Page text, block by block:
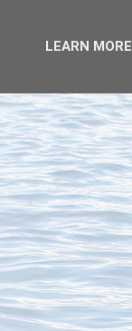
LEARN MORE